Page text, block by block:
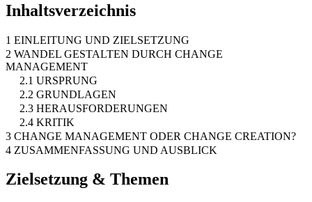
Inhaltsverzeichnis
1 EINLEITUNG UND ZIELSETZUNG
2 WANDEL GESTALTEN DURCH CHANGE
MANAGEMENT
2.1 URSPRUNG
2.2 GRUNDLAGEN
2.3 HERAUSFORDERUNGEN
2.4 KRITIK
3 CHANGE MANAGEMENT ODER CHANGE CREATION?
4 ZUSAMMENFASSUNG UND AUSBLICK
Zielsetzung & Themen